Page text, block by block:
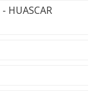
HUASCAR